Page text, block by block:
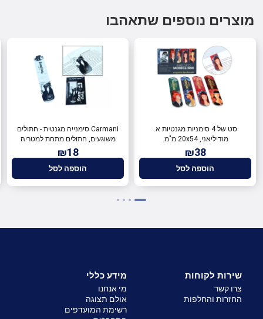
מוצרים נוספים שתאהבו
סט של 4 סימניות מגנטיות א.
מודיליאני, 20x54 מ"מ.
₪38
הוספה לסל
Carmani סימנייה מגנטית - חתולים
משוגעים, חתולים מתחת למטריה
₪18
הוספה לסל
שירות לקוחות
צרו קשר
החזרות והחלפות
מידע כללי
מי אנחנו
אולם תצוגה
רשימת המועדפים